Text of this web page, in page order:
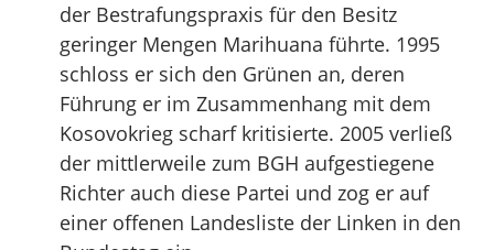
der Bestrafungspraxis für den Besitz
geringer Mengen Marihuana führte. 1995
schloss er sich den Grünen an, deren
Führung er im Zusammenhang mit dem
Kosovokrieg scharf kritisierte. 2005 verließ
der mittlerweile zum BGH aufgestiegene
Richter auch diese Partei und zog er auf
einer offenen Landesliste der Linken in den